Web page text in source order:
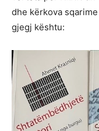
dhe kërkova
gjegj kështu: